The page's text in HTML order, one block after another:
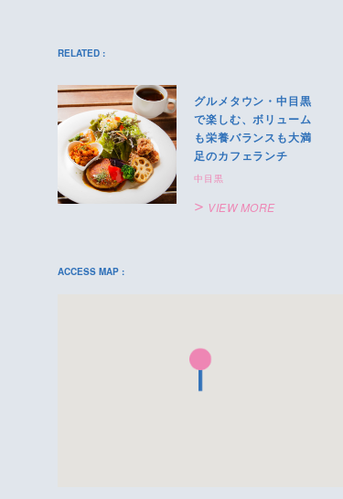
RELATED :
グルメタウン・中目黒
で楽しむ、ボリューム
も栄養バランスも大満
足のカフェランチ
中目黒
VIEW MORE
ACCESS MAP :